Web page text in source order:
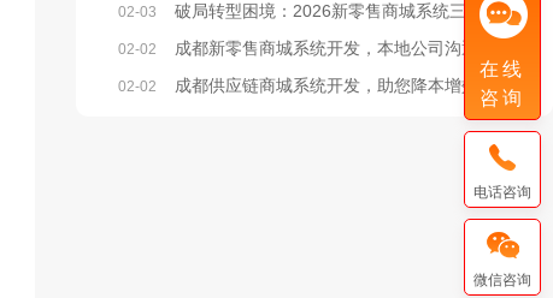
02-03 破局转型困境：2026新零售商城系统三大核心发展方向
02-02 成都新零售商城系统开发，本地公司沟通便利/价格实惠
02-02 成都供应链商城系统开发，助您降本增效
在线
咨询
电话咨询
微信咨询